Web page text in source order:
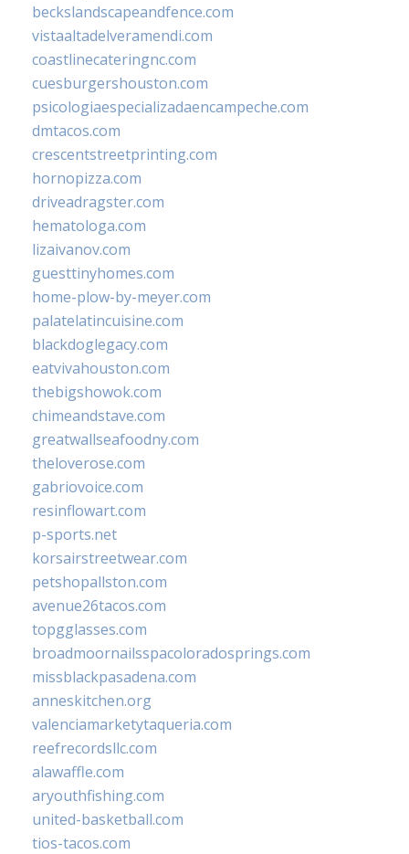
beckslandscapeandfence.com
vistaaltadelveramendi.com
coastlinecateringnc.com
cuesburgershouston.com
psicologiaespecializadaencampeche.com
dmtacos.com
crescentstreetprinting.com
hornopizza.com
driveadragster.com
hematologa.com
lizaivanov.com
guesttinyhomes.com
home-plow-by-meyer.com
palatelatincuisine.com
blackdoglegacy.com
eatvivahouston.com
thebigshowok.com
chimeandstave.com
greatwallseafoodny.com
theloverose.com
gabriovoice.com
resinflowart.com
p-sports.net
korsairstreetwear.com
petshopallston.com
avenue26tacos.com
topgglasses.com
broadmoornailsspacoloradosprings.com
missblackpasadena.com
anneskitchen.org
valenciamarketytaqueria.com
reefrecordsllc.com
alawaffle.com
aryouthfishing.com
united-basketball.com
tios-tacos.com